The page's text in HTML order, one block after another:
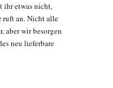
ihr etwas nicht,
ruft an. Nicht alle
aber wir besorgen
neu lieferbare